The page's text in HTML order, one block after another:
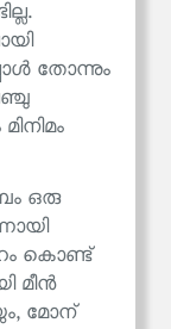
തോന്നും
ഒരു
കൊണ്ട്
മീൻ
മോന്